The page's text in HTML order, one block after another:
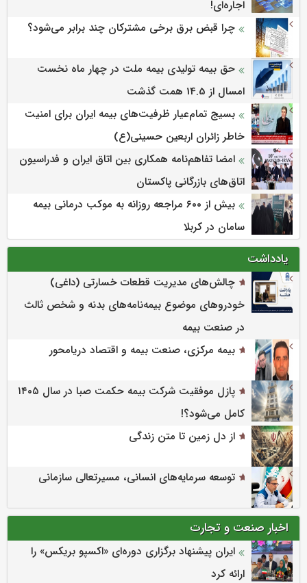
اجاره‌ای!
چرا قبض برق برخی مشترکان چند برابر می‌شود؟
حق بیمه تولیدی بیمه ملت در چهار ماه نخست
امسال از 14.5 همت گذشت
بسیج تمام‌عیار ظرفیت‌های بیمه ایران برای امنیت
خاطر زائران اربعین حسینی(ع)
امضا تفاهم‌نامه همکاری بین اتاق ایران و فدراسیون
اتاق‌های بازرگانی پاکستان
بیش از ۶۰۰ مراجعه روزانه به موکب درمانی بیمه
سامان در کربلا
یادداشت
چالش‌های مدیریت قطعات خسارتی (داغی)
خودروهای موضوع بیمه‌نامه‌های بدنه و شخص ثالث
در صنعت بیمه
بیمه مرکزی، صنعت بیمه و اقتصاد دریامحور
پازل موفقیت شرکت بیمه حکمت صبا در سال ۱۴۰۵
کامل می‌شود؟!
از دل زمین تا متن زندگی
توسعه سرمایه‌های انسانی، مسیرتعالی سازمانی
اخبار صنعت و تجارت
ایران پیشنهاد برگزاری دوره‌ای «اکسپو بریکس» را
ارائه کرد